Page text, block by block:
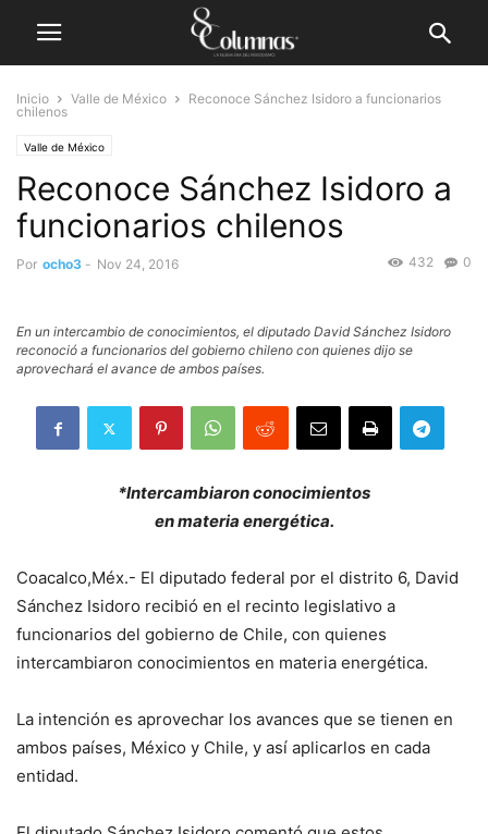
Inicio Valle de México
Reconoce Sánchez Isidoro a funcionarios
chilenos
Valle de México
Reconoce Sánchez Isidoro a
funcionarios chilenos
Por ocho3 - Nov 24, 2016 0
432
En un intercambio de conocimientos, el diputado David Sánchez Isidoro
reconoció a funcionarios del gobierno chileno con quienes dijo se
aprovechará el avance de ambos países.
*Intercambiaron conocimientos
en materia energética.
Coacalco,Méx.- El diputado federal por el distrito 6, David
Sánchez Isidoro recibió en el recinto legislativo a
funcionarios del gobierno de Chile, con quienes
intercambiaron conocimientos en materia energética.
La intención es aprovechar los avances que se tienen en
ambos países, México y Chile, y así aplicarlos en cada
entidad.